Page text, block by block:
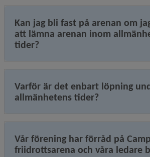
Kan jag bli fast på arenan om
att lämna arenan inom
tider?
Varför är det enbart löpning
allmänhetens tider?
Vår förening har förråd på
friidrottsarena och våra ledare